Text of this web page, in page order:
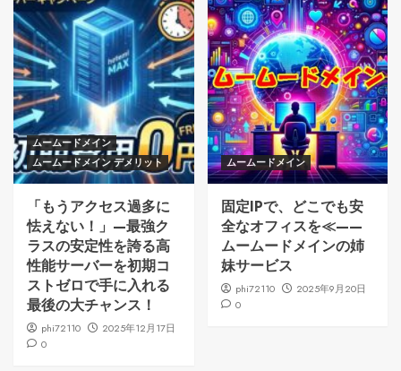
ムームードメイン
ムームードメイン デメリット
「もうアクセス過多に
怯えない！」—最強ク
ラスの安定性を誇る高
性能サーバーを初期コ
ストゼロで手に入れる
最後の大チャンス！
phi72110
2025年12月17日
0
ムームードメイン
固定IPで、どこでも安
全なオフィスを≪——
ムームードメインの姉
妹サービス
phi72110
2025年9月20日
0